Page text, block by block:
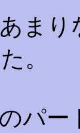
りな
。
ート